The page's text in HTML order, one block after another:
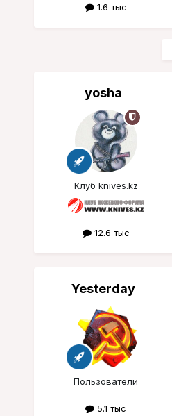
1.6 тыс
yosha
Клуб knives.kz
12.6 тыс
Yesterday
Пользователи
5.1 тыс